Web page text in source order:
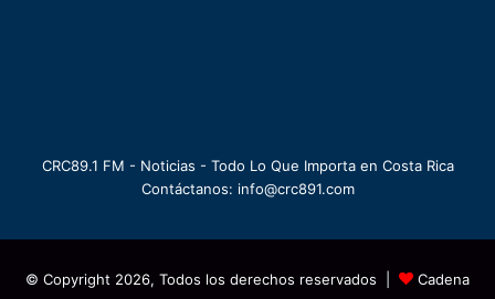
CRC89.1 FM - Noticias - Todo Lo Que Importa en Costa Rica
Contáctanos: info@crc891.com
© Copyright 2026, Todos los derechos reservados |
Cadena